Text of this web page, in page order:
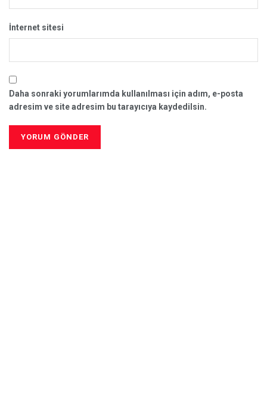
İnternet sitesi
Daha sonraki yorumlarımda kullanılması için adım, e-posta
adresim ve site adresim bu tarayıcıya kaydedilsin.